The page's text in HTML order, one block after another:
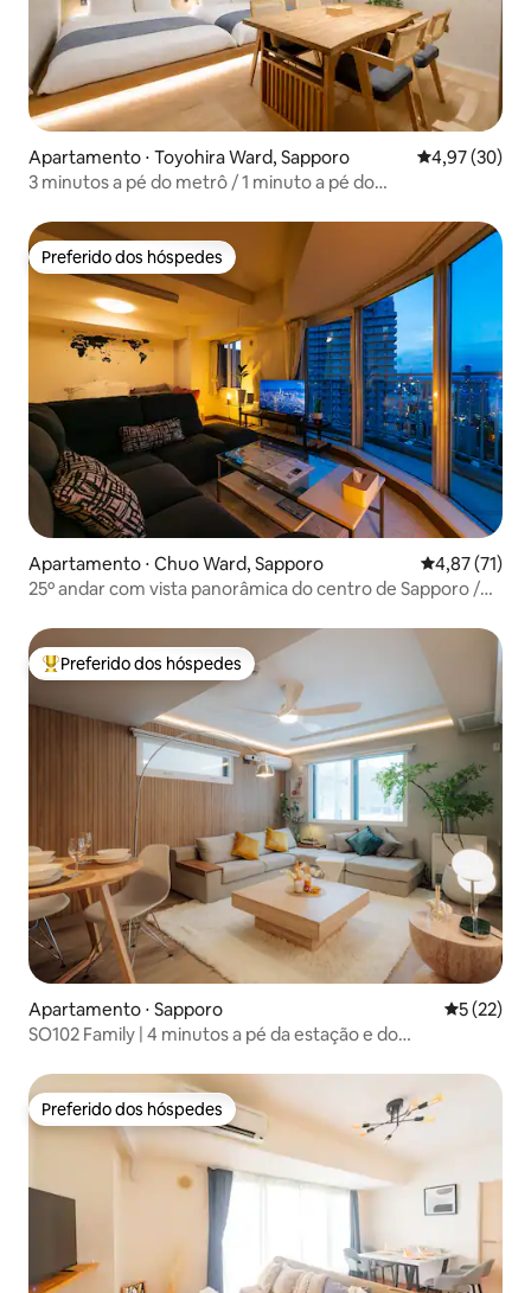
Apartamento ⋅ Toyohira Ward, Sapporo 4,97 de uma
4,97 (30)
3 minutos a pé do metrô / 1 minuto a pé do
SP201 / até 6 pessoas / moderno.
Preferido dos hóspedes
Preferido dos hóspedes
Apartamento ⋅ Chuo Ward, Sapporo 4,87 de uma
4,87 (71)
25º andar com vista panorâmica do centro de Sapporo /
ar condicionado / Gourmet / Netflix / YouTube
Entre os melhores preferidos dos hóspedes
Preferido dos hóspedes
Apartamento ⋅ Sapporo 5 de uma
5 (22)
SO102 Family | 4 minutos a pé da estação e do
70 m² | Com estacionamento
Preferido dos hóspedes
Preferido dos hóspedes